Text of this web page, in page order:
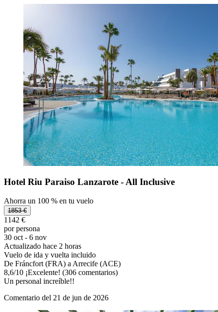
Hotel Riu Paraiso Lanzarote - All Inclusive
Ahorra un 100 % en tu vuelo
1853 €
1142 €
por persona
30 oct - 6 nov
Actualizado hace 2 horas
Vuelo de ida y vuelta incluido
De Fráncfort (FRA) a Arrecife (ACE)
8,6/10 ¡Excelente! (306 comentarios)
Un personal increíble!!
Comentario del 21 de jun de 2026